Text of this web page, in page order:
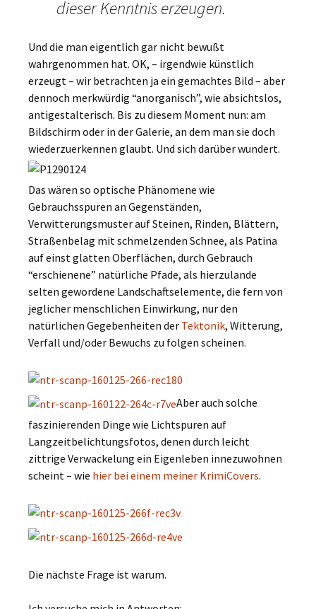
dieser Kenntnis erzeugen.
Und die man eigentlich gar nicht bewußt
wahrgenommen hat. OK, – irgendwie künstlich
erzeugt – wir betrachten ja ein gemachtes Bild – aber
dennoch merkwürdig “anorganisch”, wie absichtslos,
antigestalterisch. Bis zu diesem Moment nun: am
Bildschirm oder in der Galerie, an dem man sie doch
wiederzuerkennen glaubt. Und sich darüber wundert.
Das wären so optische Phänomene wie
Gebrauchsspuren an Gegenständen,
Verwitterungsmuster auf Steinen, Rinden, Blättern,
Straßenbelag mit schmelzenden Schnee, als Patina
auf einst glatten Oberflächen, durch Gebrauch
“erschienene” natürliche Pfade, als hierzulande
selten gewordene Landschaftselemente, die fern von
jeglicher menschlichen Einwirkung, nur den
natürlichen Gegebenheiten der Tektonik, Witterung,
Verfall und/oder Bewuchs zu folgen scheinen.
Aber auch solche
faszinierenden Dinge wie Lichtspuren auf
Langzeitbelichtungsfotos, denen durch leicht
zittrige Verwackelung ein Eigenleben innezuwohnen
scheint – wie hier bei einem meiner KrimiCovers.
Die nächste Frage ist warum.